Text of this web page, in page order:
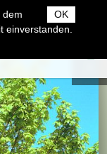
OK
dem
einverstanden.